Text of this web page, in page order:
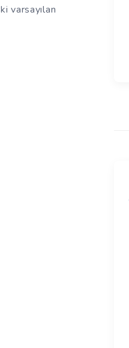
varsayılan